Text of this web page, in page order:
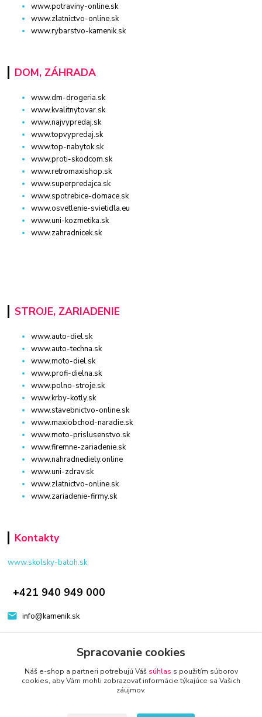
www.potraviny-online.sk
www.zlatnictvo-online.sk
www.rybarstvo-kamenik.sk
DOM, ZÁHRADA
www.dm-drogeria.sk
www.kvalitnytovar.sk
www.najvypredaj.sk
www.topvypredaj.sk
www.top-nabytok.sk
www.proti-skodcom.sk
www.retromaxishop.sk
www.superpredajca.sk
www.spotrebice-domace.sk
www.osvetlenie-svietidla.eu
www.uni-kozmetika.sk
www.zahradnicek.sk
STROJE, ZARIADENIE
www.auto-diel.sk
www.auto-techna.sk
www.moto-diel.sk
www.profi-dielna.sk
www.polno-stroje.sk
www.krby-kotly.sk
www.stavebnictvo-online.sk
www.maxiobchod-naradie.sk
www.moto-prislusenstvo.sk
www.firemne-zariadenie.sk
www.nahradnediely.online
www.uni-zdrav.sk
www.zlatnictvo-online.sk
www.zariadenie-firmy.sk
Kontakty
www.skolsky-batoh.sk
+421 940 949 000
info@kamenik.sk
Spracovanie cookies
Náš e-shop a partneri potrebujú Váš súhlas s použitím súborov
cookies, aby Vám mohli zobrazovať informácie týkajúce sa Vašich
záujmov.